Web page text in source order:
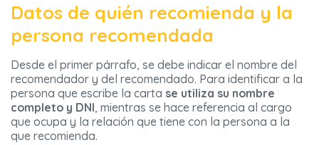
Datos de quién recomienda y la
persona recomendada
Desde el primer párrafo, se debe indicar el nombre del
recomendador y del recomendado. Para identificar a la
persona que escribe la carta se utiliza su nombre
completo y DNI, mientras se hace referencia al cargo
que ocupa y la relación que tiene con la persona a la
que recomienda.